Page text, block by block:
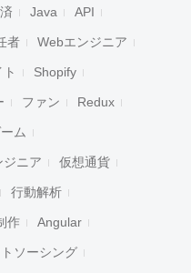
Java API
者 Webエンジニア
Shopify
ファン Redux
ム
ジニア 仮想通貨
行動解析
作 Angular
ソーシング